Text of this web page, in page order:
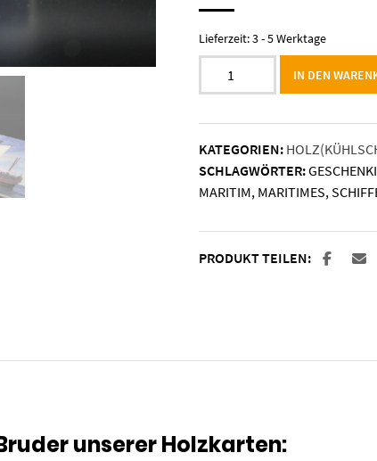
Lieferzeit:3 - 5 Werktage
Lübeck"
Menge
IN DEN
KATEGORIEN:
SCHLAGWÖRTER:
MARITIM, MARITIMES,
PRODUKT TEILEN:
unserer Holzkarten: